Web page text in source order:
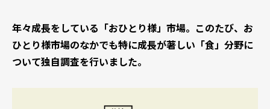
年々成長をしている「おひとり様」市場。 このたび、お
ひとり様市場のなかでも特に成長が著しい「食」分野に
ついて独自調査を行いました。